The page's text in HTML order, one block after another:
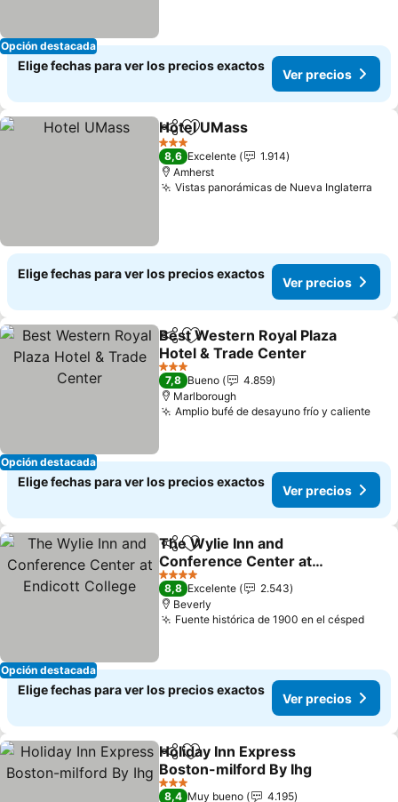
Opción destacada
Elige fechas para ver los precios exactos
Ver precios
CompartirAgregar a favoritos
Hotel UMass
3 Estrellas
8,6 Excelente
1.914
Amherst
Vistas panorámicas de Nueva Inglaterra
Elige fechas para ver los precios exactos
Ver precios
Opción destacada
CompartirAgregar a favoritos
Best Western Royal Plaza
Hotel & Trade Center
3 Estrellas
7,8 Bueno
4.859
Marlborough
Amplio bufé de desayuno frío y caliente
Elige fechas para ver los precios exactos
Ver precios
Opción destacada
Compartir
Agregar a favoritos
The Wylie Inn and
Conference Center at
Endicott College
4 Estrellas
8,8 Excelente
2.543
Beverly
Fuente histórica de 1900 en el césped
Elige fechas para ver los precios exactos
Ver precios
CompartirAgregar a favoritos
Holiday Inn Express
Boston-milford By Ihg
3 Estrellas
8,4 Muy bueno
4.195